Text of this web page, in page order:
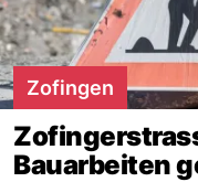
Zofingen
Bauarbeiten